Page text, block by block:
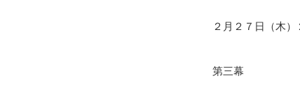
２月２７日（木
第三幕